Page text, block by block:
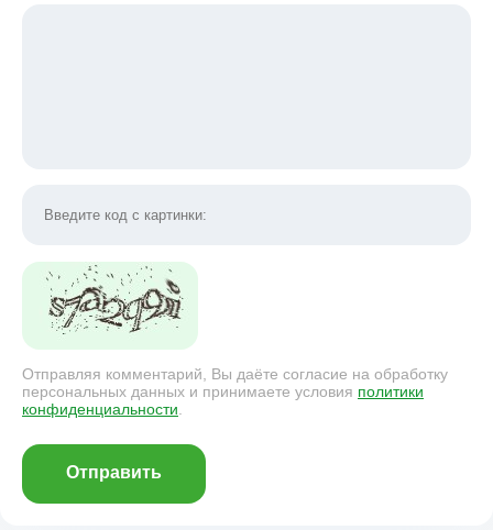
Отправляя комментарий, Вы даёте согласие на обработку
персональных данных и принимаете условия политики
конфиденциальности.
Отправить